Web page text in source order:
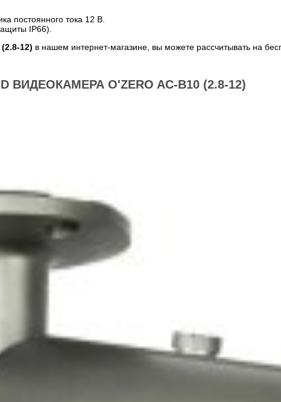
постоянного тока 12 В.
IP66).
12) в нашем интернет-магазине, вы можете рассчитывать на
O'ZERO AC-B10 (2.8-12)